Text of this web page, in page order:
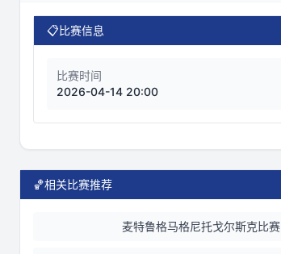
📋比赛信息
比赛时间
2026-04-14 20:00
🏀相关比赛推荐
麦特鲁格马格尼托戈尔斯克比赛